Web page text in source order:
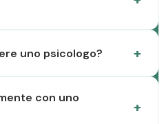
uno psicologo?
con uno